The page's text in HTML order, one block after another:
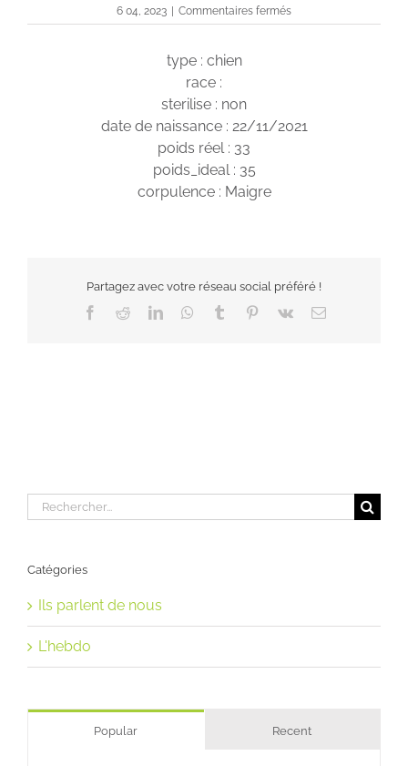
6 04, 2023 Commentaires ferméssur
Sherlock
type : chien
race :
sterilise : non
date de naissance : 22/11/2021
poids réel : 33
poids_ideal : 35
corpulence : Maigre
Partagez avec votre réseau social préféré !
Facebook
RedditLinkedInWhatsApp
Tumblr Pinterest
Vk Email
Rechercher:
Catégories
Ils parlent de nous
L'hebdo
Popular Recent